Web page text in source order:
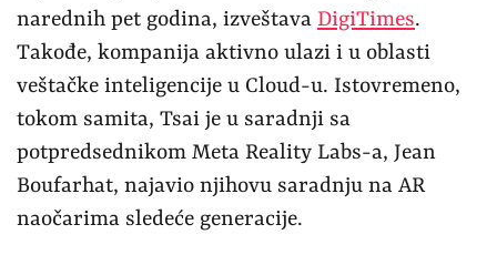
narednih pet godina, izveštava DigiTimes.
Takođe, kompanija aktivno ulazi i u oblasti
veštačke inteligencije u Cloud-u. Istovremeno,
tokom samita, Tsai je u saradnji sa
potpredsednikom Meta Reality Labs-a, Jean
Boufarhat, najavio njihovu saradnju na AR
naočarima sledeće generacije.